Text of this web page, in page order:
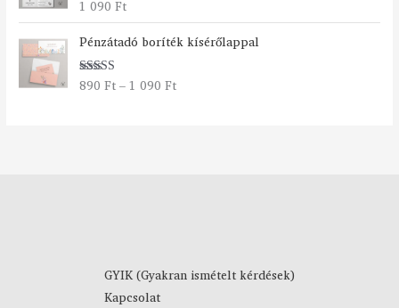
n
y
0
Értékelés:
1 090Ft
Pénzátadó boríték kísérőlappal
Értékelés:
890Ft – 1 090Ft
Á
r
a
0
GYIK (Gyakran ismételt kérdések)
Kapcsolat